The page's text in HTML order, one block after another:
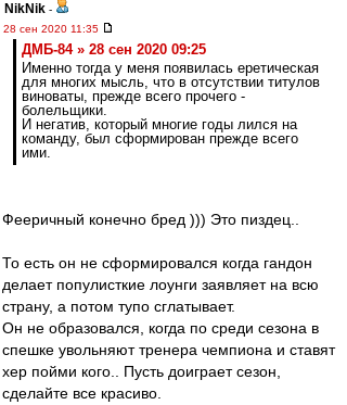
NikNik -
28 сен 2020 11:35
ДМБ-84 » 28 сен 2020 09:25
Именно тогда у меня появилась еретическая
для многих мысль, что в отсутствии титулов
виноваты, прежде всего прочего -
болельщики.
И негатив, который многие годы лился на
команду, был сформирован прежде всего
ими.
Фееричный конечно бред ))) Это пиздец..
То есть он не сформировался когда гандон
делает популисткие лоунги заявляет на всю
страну, а потом тупо сглатывает.
Он не образовался, когда по среди сезона в
спешке увольняют тренера чемпиона и ставят
хер пойми кого.. Пусть доиграет сезон,
сделайте все красиво.